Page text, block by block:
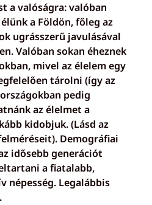
a valóságra: valóban
a Földön, főleg az
ugrásszerű javulásával
Valóban sokan éheznek
mivel az élelem egy
tárolni (így az
pedig
az élelmet a
kidobjuk. (Lásd az
Demográfiai
idősebb generációt
a fiatalabb,
népesség. Legalábbis